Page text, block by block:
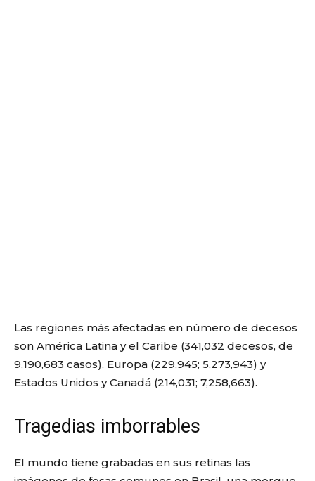
Las regiones más afectadas en número de decesos
son América Latina y el Caribe (341,032 decesos, de
9,190,683 casos), Europa (229,945; 5,273,943) y
Estados Unidos y Canadá (214,031; 7,258,663).
Tragedias imborrables
El mundo tiene grabadas en sus retinas las